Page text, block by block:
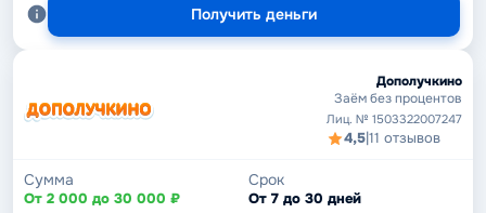
Получить деньги
Дополучкино
Заём без процентов
Лиц. № 1503322007247
4,5|11 отзывов
Сумма
От 2 000 до 30 000 ₽
Срок
От 7 до 30 дней